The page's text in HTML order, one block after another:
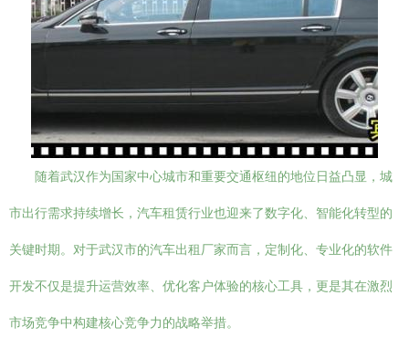
随着武汉作为国家中心城市和重要交通枢纽的地位日益凸显，城
市出行需求持续增长，汽车租赁行业也迎来了数字化、智能化转型的
关键时期。对于武汉市的汽车出租厂家而言，定制化、专业化的软件
开发不仅是提升运营效率、优化客户体验的核心工具，更是其在激烈
市场竞争中构建核心竞争力的战略举措。